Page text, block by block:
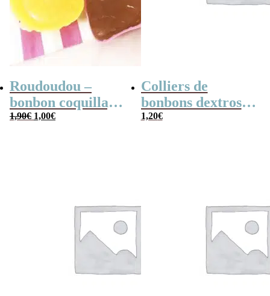
Roudoudou –
bonbon coquillage
x 5
1,90€ Le
prix
1,00€Le
prix
Colliers de
bonbons dextrose
x2
1,20€